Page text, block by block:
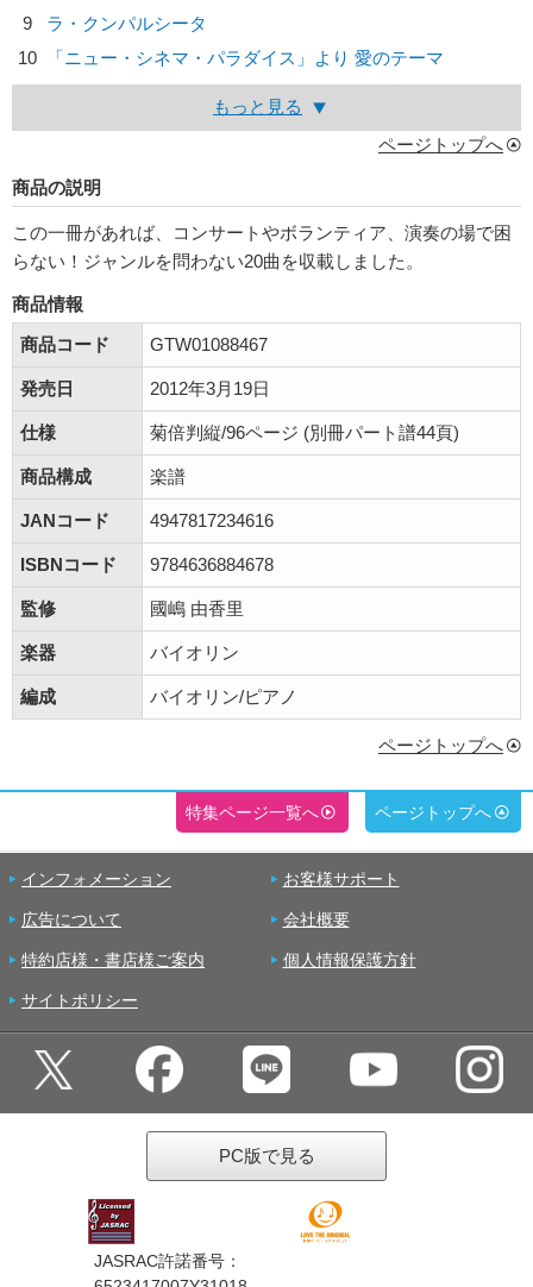
9
ラ・クンパルシータ
10
「ニュー・シネマ・パラダイス」より 愛のテーマ
もっと見る
ページトップへ
商品の説明
この一冊があれば、コンサートやボランティア、演奏の場で困
らない！ジャンルを問わない20曲を収載しました。
商品情報
商品コード
GTW01088467
発売日 2012年3月19日
仕様 菊倍判縦/96ページ (別冊パート譜44頁)
商品構成 楽譜
JANコード 4947817234616
ISBNコード 9784636884678
監修 國嶋 由香里
楽器 バイオリン
編成 バイオリン/ピアノ
ページトップへ
特集ページ一覧へ ページトップへ
インフォメーション お客様サポート
広告について 会社概要
特約店様・書店様ご案内 個人情報保護方針
サイトポリシー
PC版で見る
JASRAC許諾番号：